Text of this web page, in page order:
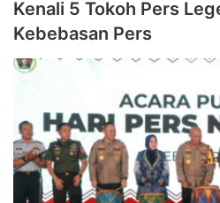
Kenali 5 Tokoh Pers
Kebebasan Pers